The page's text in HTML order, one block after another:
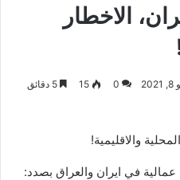
الاخطار
0
15
في ايران والعراق بصدد: